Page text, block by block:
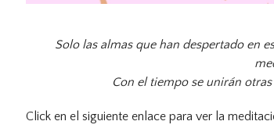
Solo las almas que han despertado en
Con el tiempo se unirán
Click en el siguiente enlace para ver la